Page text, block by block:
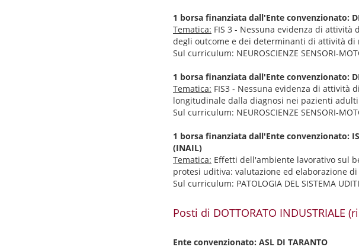
1 borsa finanziata dall'Ente convenzionato:
Tematica: FIS 3 - Nessuna evidenza di attività
degli outcome e dei determinanti di attività
Sul curriculum: NEUROSCIENZE SENSORI-
1 borsa finanziata dall'Ente convenzionato:
Tematica: FIS3 - Nessuna evidenza di attività
longitudinale dalla diagnosi nei pazienti adulti
Sul curriculum: NEUROSCIENZE SENSORI-
1 borsa finanziata dall'Ente convenzionato:
(INAIL)
Tematica: Effetti dell'ambiente lavorativo sul
protesi uditiva: valutazione ed elaborazione
Sul curriculum: PATOLOGIA DEL SISTEMA
Posti di DOTTORATO INDUSTRIALE
Ente convenzionato: ASL DI TARANTO